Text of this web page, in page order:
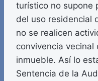
turístico no supone
del uso residencial
no se realicen
convivencia
inmueble. Así lo
Sentencia de la